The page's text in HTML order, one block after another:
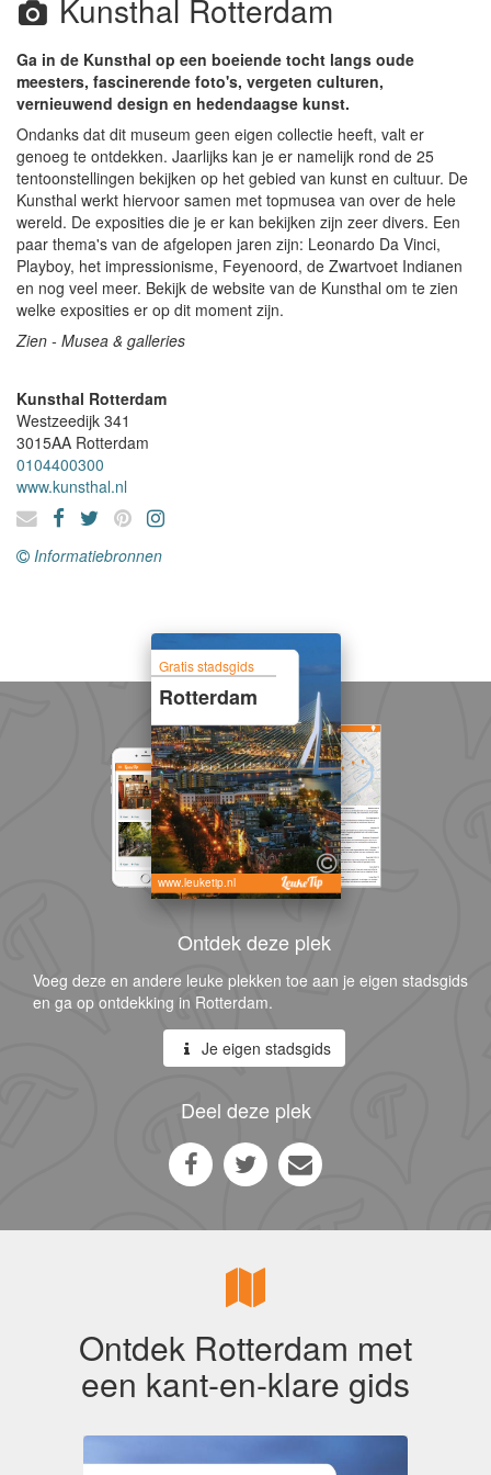
Kunsthal Rotterdam
Ga in de Kunsthal op een boeiende tocht langs oude
meesters, fascinerende foto's, vergeten culturen,
vernieuwend design en hedendaagse kunst.
Ondanks dat dit museum geen eigen collectie heeft, valt er
genoeg te ontdekken. Jaarlijks kan je er namelijk rond de 25
tentoonstellingen bekijken op het gebied van kunst en cultuur. De
Kunsthal werkt hiervoor samen met topmusea van over de hele
wereld. De exposities die je er kan bekijken zijn zeer divers. Een
paar thema's van de afgelopen jaren zijn: Leonardo Da Vinci,
Playboy, het impressionisme, Feyenoord, de Zwartvoet Indianen
en nog veel meer. Bekijk de website van de Kunsthal om te zien
welke exposities er op dit moment zijn.
Zien - Musea & galleries
Kunsthal Rotterdam
Westzeedijk 341
3015AA Rotterdam
0104400300
www.kunsthal.nl
Informatiebronnen
Gratis stadsgids
Rotterdam
www.leuketip.nl
Ontdek deze plek
Voeg deze en andere leuke plekken toe aan je eigen stadsgids
en ga op ontdekking in Rotterdam.
Je eigen stadsgids
Deel deze plek
Ontdek Rotterdam met
een kant-en-klare gids